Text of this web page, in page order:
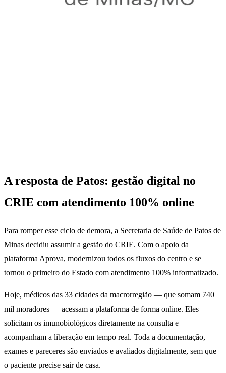
A resposta de Patos: gestão digital no
CRIE com atendimento 100% online
Para romper esse ciclo de demora, a Secretaria de Saúde de Patos de
Minas decidiu assumir a gestão do CRIE. Com o apoio da
plataforma Aprova, modernizou todos os fluxos do centro e se
tornou o primeiro do Estado com atendimento 100% informatizado.
Hoje, médicos das 33 cidades da macrorregião — que somam 740
mil moradores — acessam a plataforma de forma online. Eles
solicitam os imunobiológicos diretamente na consulta e
acompanham a liberação em tempo real. Toda a documentação,
exames e pareceres são enviados e avaliados digitalmente, sem que
o paciente precise sair de casa.